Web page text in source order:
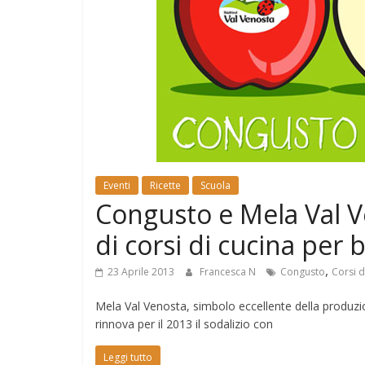
Eventi Ricette Scuola
Congusto e Mela Val
di corsi di cucina per
23 Aprile 2013 Francesca N Congusto, Corsi
Mela Val Venosta, simbolo eccellente della
rinnova per il 2013 il sodalizio con
Leggi tutto